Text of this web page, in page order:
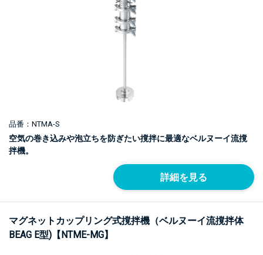
品番：NTMA-S
空気の巻き込みや泡立ちを防ぎたい撹拌に最適なベルヌーイ流撹
拌機。
詳細を見る
マグネットカップリング式撹拌機（ベルヌーイ流撹拌体
BEAG E型)【NTME-MG】